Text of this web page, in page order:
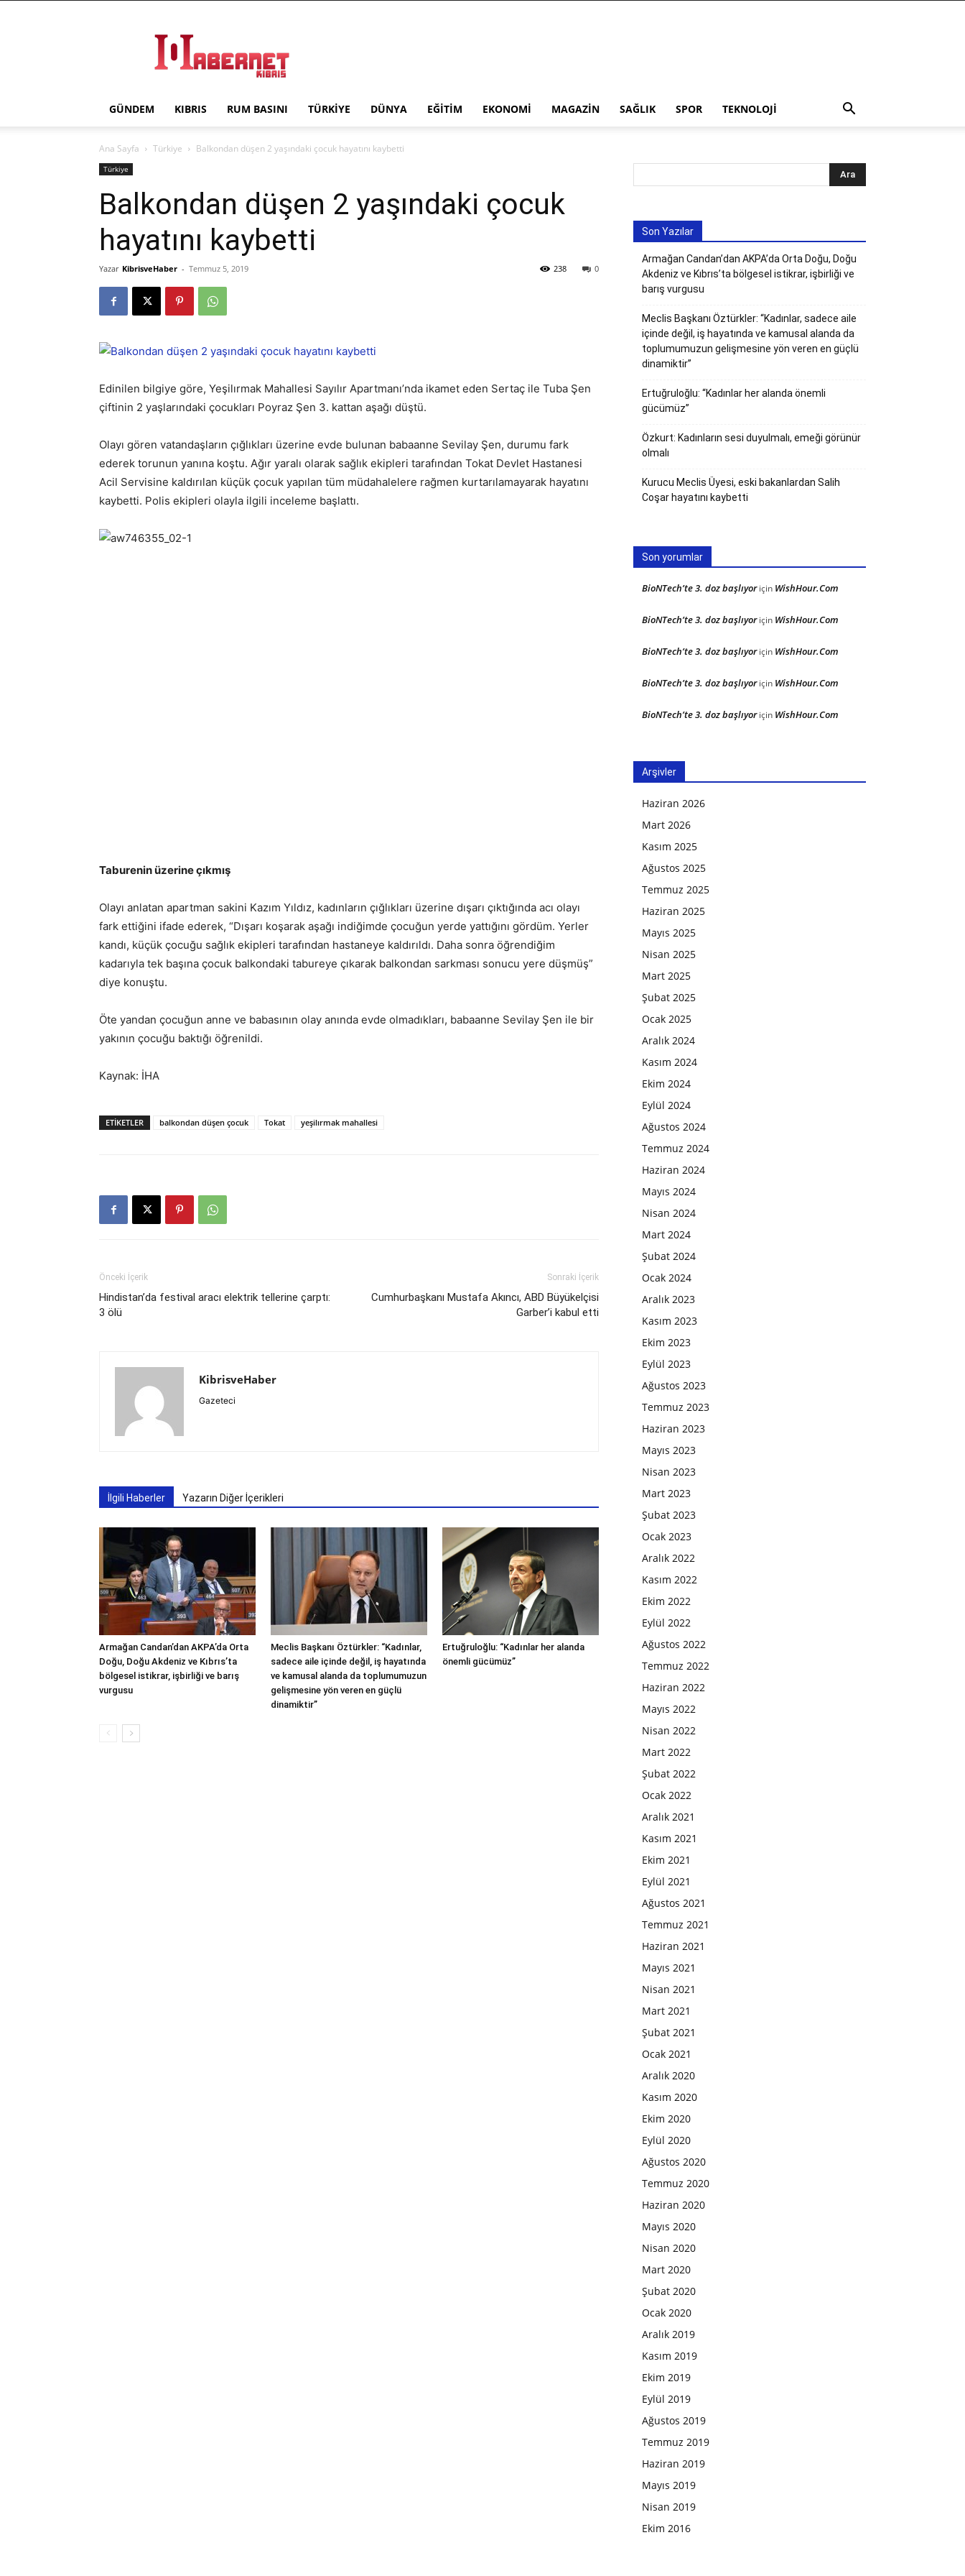
Kıbrıs
GÜNDEM KIBRIS RUM BASINI TÜRKIYE DÜNYA EĞITIM EKONOMI MAGAZIN SAĞLIK SPOR TEKNOLOJI
Ana Sayfa Türkiye Balkondan düşen 2 yaşındaki çocuk hayatını kaybetti
Türkiye
Balkondan düşen 2 yaşındaki çocuk
hayatını kaybetti
Yazar KibrisveHaber - Temmuz 5, 2019 0
238
Edinilen bilgiye göre, Yeşilırmak Mahallesi Sayılır Apartmanı’nda ikamet eden Sertaç ile Tuba Şen
çiftinin 2 yaşlarındaki çocukları Poyraz Şen 3. kattan aşağı düştü.
Olayı gören vatandaşların çığlıkları üzerine evde bulunan babaanne Sevilay Şen, durumu fark
ederek torunun yanına koştu. Ağır yaralı olarak sağlık ekipleri tarafından Tokat Devlet Hastanesi
Acil Servisine kaldırılan küçük çocuk yapılan tüm müdahalelere rağmen kurtarılamayarak hayatını
kaybetti. Polis ekipleri olayla ilgili inceleme başlattı.
Taburenin üzerine çıkmış
Olayı anlatan apartman sakini Kazım Yıldız, kadınların çığlıkları üzerine dışarı çıktığında acı olayı
fark ettiğini ifade ederek, “Dışarı koşarak aşağı indiğimde çocuğun yerde yattığını gördüm. Yerler
kandı, küçük çocuğu sağlık ekipleri tarafından hastaneye kaldırıldı. Daha sonra öğrendiğim
kadarıyla tek başına çocuk balkondaki tabureye çıkarak balkondan sarkması sonucu yere düşmüş”
diye konuştu.
Öte yandan çocuğun anne ve babasının olay anında evde olmadıkları, babaanne Sevilay Şen ile bir
yakının çocuğu baktığı öğrenildi.
Kaynak: İHA
ETIKETLER balkondan düşen çocuk Tokat yeşilırmak mahallesi
Önceki İçerik
Hindistan’da festival aracı elektrik tellerine çarptı:
3 ölü
Sonraki İçerik
Cumhurbaşkanı Mustafa Akıncı, ABD Büyükelçisi
Garber’i kabul etti
KibrisveHaber
Gazeteci
İlgili Haberler Yazarın Diğer İçerikleri
Armağan Candan’dan AKPA’da Orta
Doğu, Doğu Akdeniz ve Kıbrıs’ta
bölgesel istikrar, işbirliği ve barış
vurgusu
Meclis Başkanı Öztürkler: “Kadınlar,
sadece aile içinde değil, iş hayatında
ve kamusal alanda da toplumumuzun
gelişmesine yön veren en güçlü
dinamiktir”
Ertuğruloğlu: “Kadınlar her alanda
önemli gücümüz”
Son Yazılar
Armağan Candan’dan AKPA’da Orta Doğu, Doğu
Akdeniz ve Kıbrıs’ta bölgesel istikrar, işbirliği ve
barış vurgusu
Meclis Başkanı Öztürkler: “Kadınlar, sadece aile
içinde değil, iş hayatında ve kamusal alanda da
toplumumuzun gelişmesine yön veren en güçlü
dinamiktir”
Ertuğruloğlu: “Kadınlar her alanda önemli
gücümüz”
Özkurt: Kadınların sesi duyulmalı, emeği görünür
olmalı
Kurucu Meclis Üyesi, eski bakanlardan Salih
Coşar hayatını kaybetti
Son yorumlar
BioNTech’te 3. doz başlıyoriçin WishHour.Com
BioNTech’te 3. doz başlıyoriçin WishHour.Com
BioNTech’te 3. doz başlıyoriçin WishHour.Com
BioNTech’te 3. doz başlıyoriçin WishHour.Com
BioNTech’te 3. doz başlıyoriçin WishHour.Com
Arşivler
Haziran 2026
Mart 2026
Kasım 2025
Ağustos 2025
Temmuz 2025
Haziran 2025
Mayıs 2025
Nisan 2025
Mart 2025
Şubat 2025
Ocak 2025
Aralık 2024
Kasım 2024
Ekim 2024
Eylül 2024
Ağustos 2024
Temmuz 2024
Haziran 2024
Mayıs 2024
Nisan 2024
Mart 2024
Şubat 2024
Ocak 2024
Aralık 2023
Kasım 2023
Ekim 2023
Eylül 2023
Ağustos 2023
Temmuz 2023
Haziran 2023
Mayıs 2023
Nisan 2023
Mart 2023
Şubat 2023
Ocak 2023
Aralık 2022
Kasım 2022
Ekim 2022
Eylül 2022
Ağustos 2022
Temmuz 2022
Haziran 2022
Mayıs 2022
Nisan 2022
Mart 2022
Şubat 2022
Ocak 2022
Aralık 2021
Kasım 2021
Ekim 2021
Eylül 2021
Ağustos 2021
Temmuz 2021
Haziran 2021
Mayıs 2021
Nisan 2021
Mart 2021
Şubat 2021
Ocak 2021
Aralık 2020
Kasım 2020
Ekim 2020
Eylül 2020
Ağustos 2020
Temmuz 2020
Haziran 2020
Mayıs 2020
Nisan 2020
Mart 2020
Şubat 2020
Ocak 2020
Aralık 2019
Kasım 2019
Ekim 2019
Eylül 2019
Ağustos 2019
Temmuz 2019
Haziran 2019
Mayıs 2019
Nisan 2019
Ekim 2016